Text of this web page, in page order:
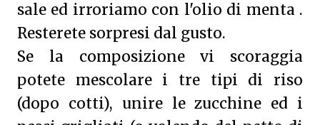
sale ed irroriamo con l'olio di menta .
Resterete sorpresi dal gusto.
Se la composizione vi scoraggia
potete mescolare i tre tipi di riso
(dopo cotti), unire le zucchine ed i